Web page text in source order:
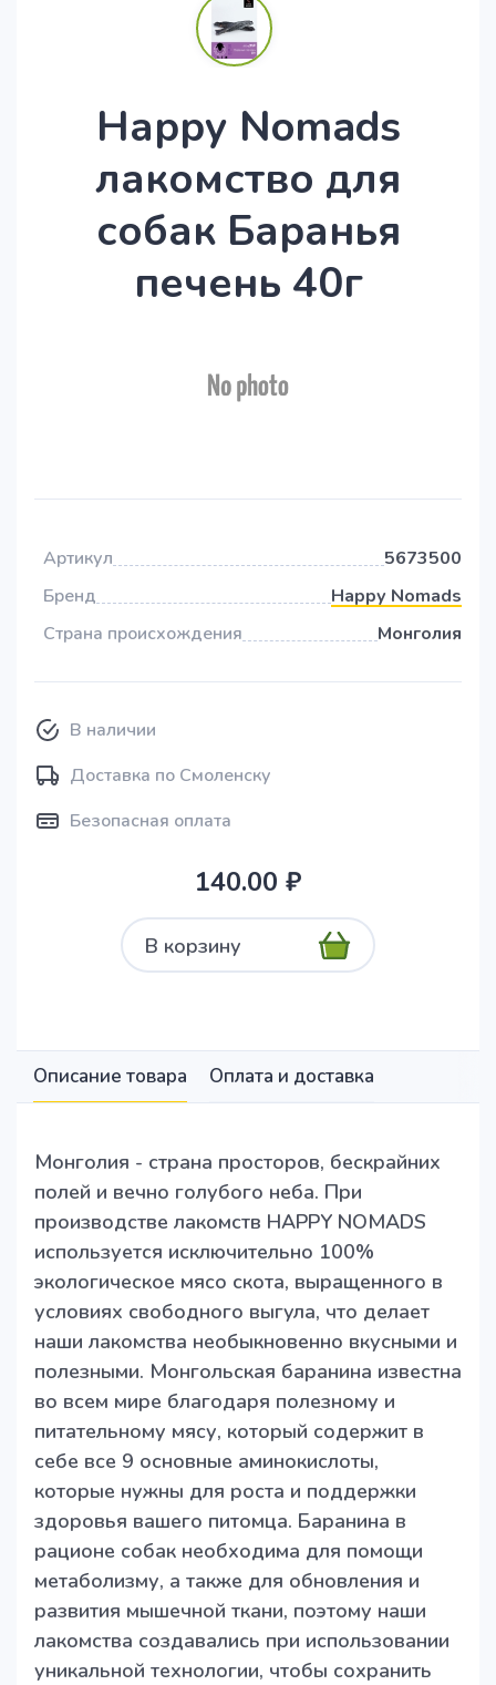
Нарру Nomads
лакомство для
собак Баранья
печень 40г
Артикул
5673500
Бренд
Haрру Nomads
Страна происхождения
Монголия
В наличии
Доставка по Смоленску
Безопасная оплата
140.00 ₽
В корзину
Описание товара Оплата и доставка
Монголия - страна просторов, бескрайних
полей и вечно голубого неба. При
производстве лакомств HAPPY NOMADS
используется исключительно 100%
экологическое мясо скота, выращенного в
условиях свободного выгула, что делает
наши лакомства необыкновенно вкусными и
полезными. Монгольская баранина известна
во всем мире благодаря полезному и
питательному мясу, который содержит в
себе все 9 основные аминокислоты,
которые нужны для роста и поддержки
здоровья вашего питомца. Баранина в
рационе собак необходима для помощи
метаболизму, а также для обновления и
развития мышечной ткани, поэтому наши
лакомства создавались при использовании
уникальной технологии, чтобы сохранить